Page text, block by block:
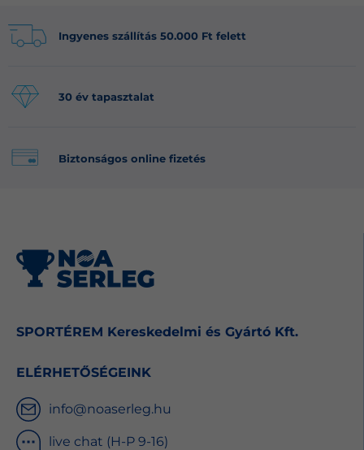
Ingyenes szállítás 50.000 Ft felett
30 év tapasztalat
Biztonságos online fizetés
SPORTÉREM Kereskedelmi és Gyártó Kft.
ELÉRHETŐSÉGEINK
info@noaserleg.hu
live chat (H-P 9-16)